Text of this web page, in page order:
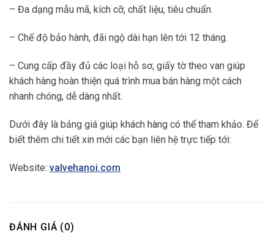
– Đa dạng mẫu mã, kích cỡ, chất liệu, tiêu chuẩn.
– Chế độ bảo hành, đãi ngộ dài hạn lên tới 12 tháng.
– Cung cấp đầy đủ các loại hỗ sơ, giấy tờ theo van giúp
khách hàng hoàn thiện quá trình mua bán hàng một cách
nhanh chóng, dễ dàng nhất.
Dưới đây là bảng giá giúp khách hàng có thể tham khảo. Để
biết thêm chi tiết xin mới các bạn liên hệ trực tiếp tới:
Website: valvehanoi.com
ĐÁNH GIÁ (0)